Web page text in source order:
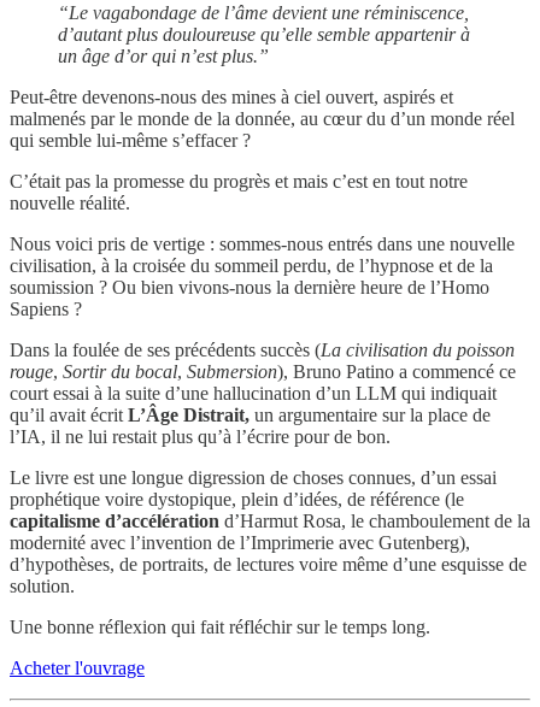
“Le vagabondage de l’âme devient une réminiscence,
d’autant plus douloureuse qu’elle semble appartenir à
un âge d’or qui n’est plus.”
Peut-être devenons-nous des mines à ciel ouvert, aspirés et
malmenés par le monde de la donnée, au cœur du d’un monde réel
qui semble lui-même s’effacer ?
C’était pas la promesse du progrès et mais c’est en tout notre
nouvelle réalité.
Nous voici pris de vertige : sommes-nous entrés dans une nouvelle
civilisation, à la croisée du sommeil perdu, de l’hypnose et de la
soumission ? Ou bien vivons-nous la dernière heure de l’Homo
Sapiens ?
Dans la foulée de ses précédents succès (La civilisation du poisson
rouge, Sortir du bocal, Submersion), Bruno Patino a commencé ce
court essai à la suite d’une hallucination d’un LLM qui indiquait
qu’il avait écrit L’Âge Distrait, un argumentaire sur la place de
l’IA, il ne lui restait plus qu’à l’écrire pour de bon.
Le livre est une longue digression de choses connues, d’un essai
prophétique voire dystopique, plein d’idées, de référence (le
capitalisme d’accélération d’Harmut Rosa, le chamboulement de la
modernité avec l’invention de l’Imprimerie avec Gutenberg),
d’hypothèses, de portraits, de lectures voire même d’une esquisse de
solution.
Une bonne réflexion qui fait réfléchir sur le temps long.
Acheter l'ouvrage